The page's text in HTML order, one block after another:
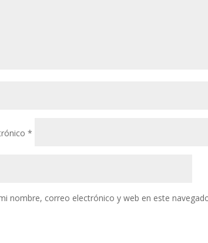
*
nombre, correo electrónico y web en este